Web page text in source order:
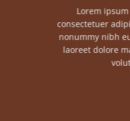
Lorem
consectetuer
nonummy nibh
laoreet dolore